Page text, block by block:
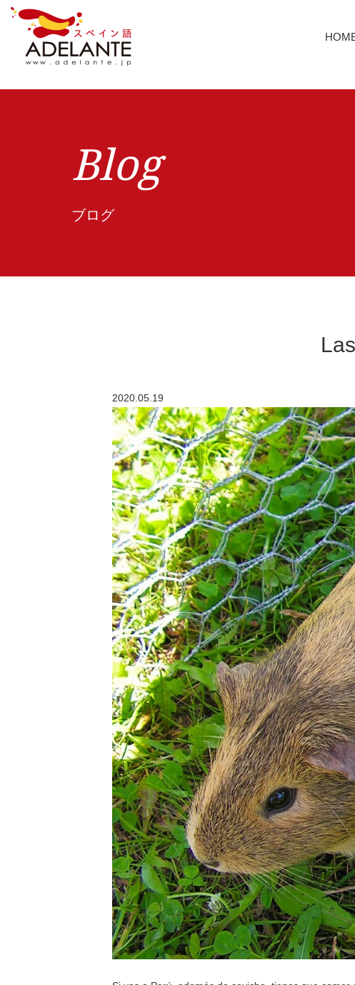
Blog
ブログ
2020.05.19